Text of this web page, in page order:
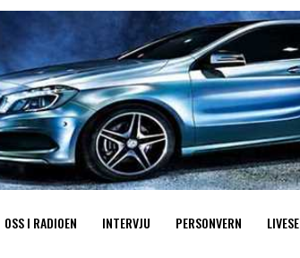
OSS I RADIOEN INTERVJU PERSONVERN